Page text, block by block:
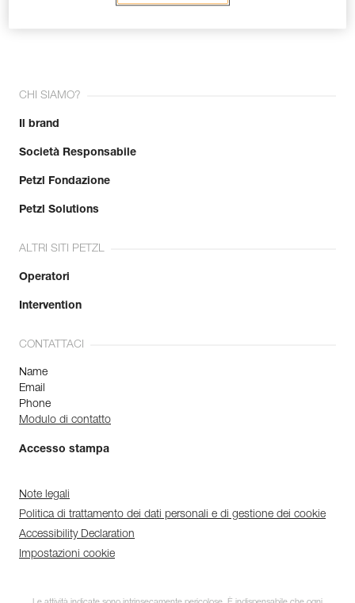
Unisciti alla community!
CHI SIAMO?
Il brand
Società Responsabile
Petzl Fondazione
Petzl Solutions
ALTRI SITI PETZL
Operatori
Intervention
CONTATTACI
Name
Email
Phone
Modulo di contatto
Accesso stampa
Note legali
Politica di trattamento dei dati personali e di gestione dei cookie
Accessibility Declaration
Impostazioni cookie